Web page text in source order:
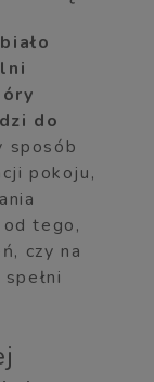
do
sposób
pokoju,
tego,
czy na